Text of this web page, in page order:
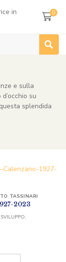
0
e sulla
su
splendida
2023
TASSINARI